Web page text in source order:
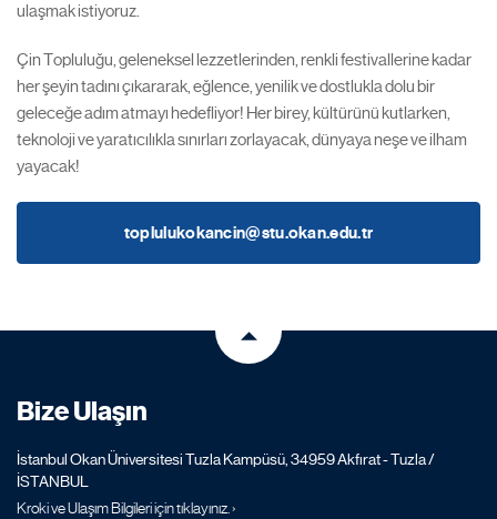
ulaşmak istiyoruz.
Çin Topluluğu, geleneksel lezzetlerinden, renkli festivallerine kadar
her şeyin tadını çıkararak, eğlence, yenilik ve dostlukla dolu bir
geleceğe adım atmayı hedefliyor! Her birey, kültürünü kutlarken,
teknoloji ve yaratıcılıkla sınırları zorlayacak, dünyaya neşe ve ilham
yayacak!
toplulukokancin@stu.okan.edu.tr
Bize Ulaşın
İstanbul Okan Üniversitesi Tuzla Kampüsü, 34959 Akfırat - Tuzla /
İSTANBUL
Kroki ve Ulaşım Bilgileri için tıklayınız. ›